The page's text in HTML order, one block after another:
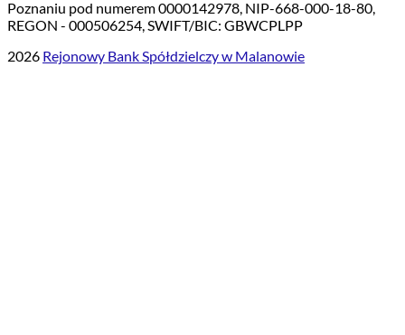
Poznaniu pod numerem 0000142978, NIP-668-000-18-80,
REGON - 000506254, SWIFT/BIC: GBWCPLPP
2026 Rejonowy Bank Spółdzielczy w Malanowie